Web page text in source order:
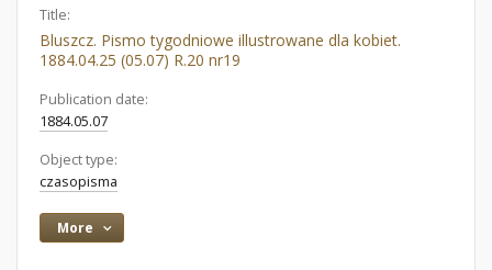
Title:
Bluszcz. Pismo tygodniowe illustrowane dla kobiet.
1884.04.25 (05.07) R.20 nr19
Publication date:
1884.05.07
Object type:
czasopisma
More